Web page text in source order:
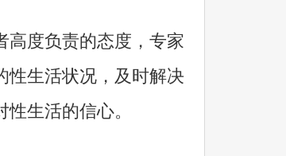
度负责的态度，专家
性生活状况，及时解决
生活的信心。